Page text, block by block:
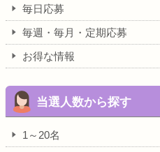
毎日応募
毎週・毎月・定期応募
お得な情報
当選人数から探す
1～20名